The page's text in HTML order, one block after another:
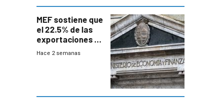
MEF sostiene que
el 22.5% de las
exportaciones a
EE.UU se verán
Hace 2 semanas